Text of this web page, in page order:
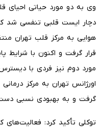
وی به دو مورد حیاتی احیای
دچار ایست قلبی تنفسی شد که
هوایی به مرکز قلب تهران
قرار گرفت و اکنون با
مورد دوم نیز فردی با
اورژانس تهران به مرکز
گرفت و به بهبودی نسبی
توکلی تأکید کرد: